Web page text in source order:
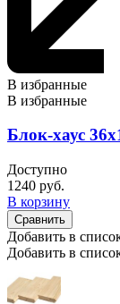
В избранные
В избранные
Блок-хаус
Доступно
1240 руб.
В корзину
Сравнить
Добавить в
Добавить в